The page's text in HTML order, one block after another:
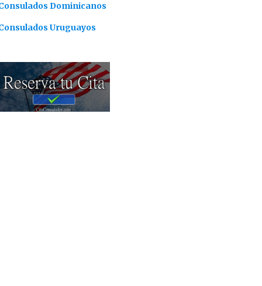
Dominicanos
Uruguayos